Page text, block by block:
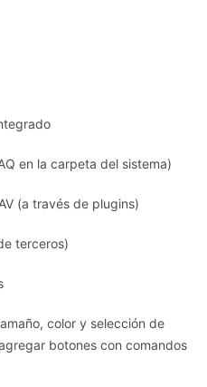
en la carpeta del sistema)
(a través de plugins)
terceros)
color y selección de
botones con comandos